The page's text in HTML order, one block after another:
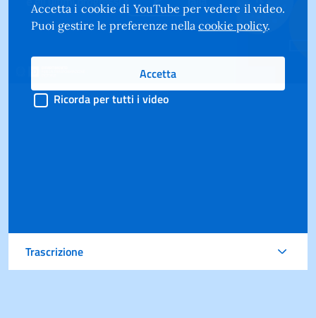
Accetta i cookie di YouTube per vedere il video.
Puoi gestire le preferenze nella cookie policy.
Accetta
Ricorda per tutti i video
Riproduci
video
Trascrizione